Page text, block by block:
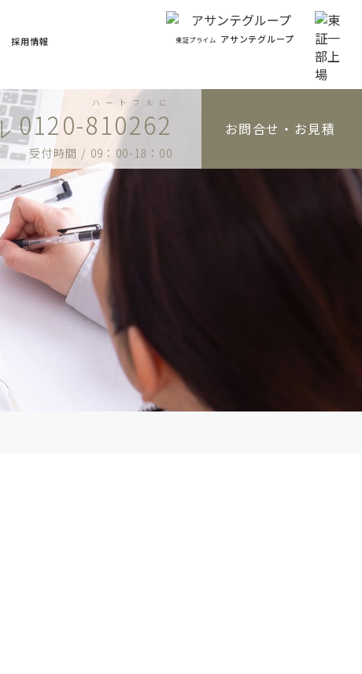
採用情報 東証プライム アサンテグループ
ハートフルに
0120-810262
受付時間 / 09：00-18：00
お問合せ・お見積